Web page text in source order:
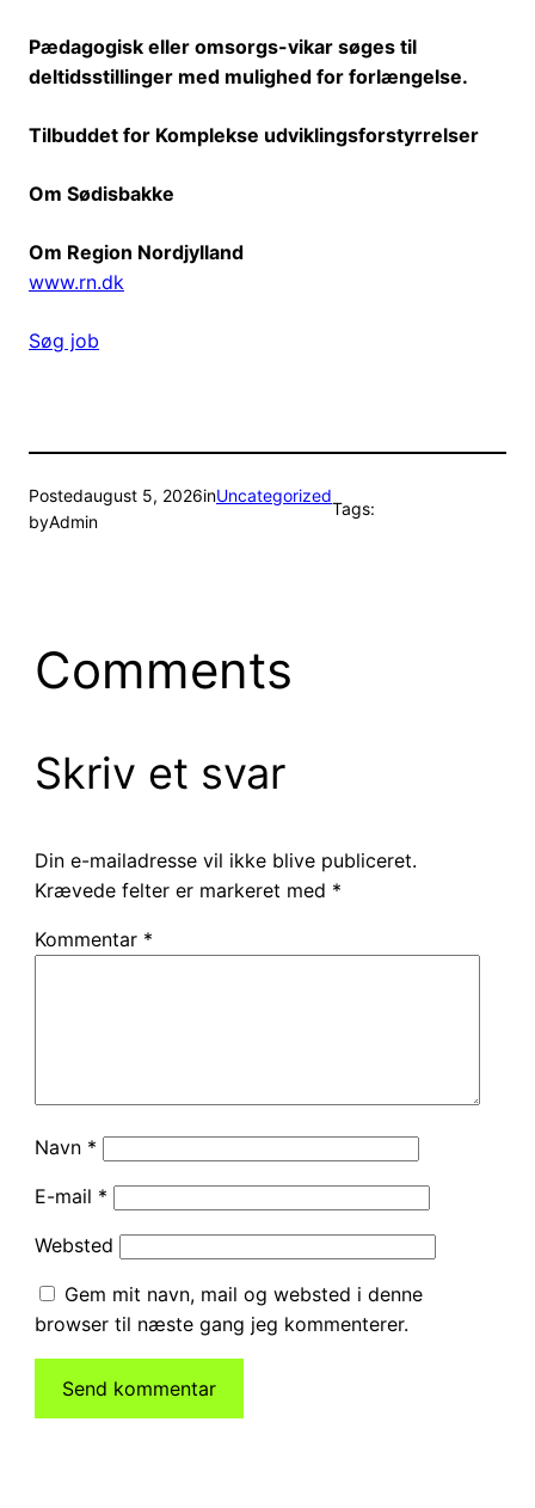
Pædagogisk eller omsorgs-vikar søges til
deltidsstillinger med mulighed for forlængelse.
Tilbuddet for Komplekse udviklingsforstyrrelser
Om Sødisbakke
Om Region Nordjylland
www.rn.dk
Søg job
Postedaugust 5, 2026inUncategorized
byAdmin
Tags:
Comments
Skriv et svar
Din e-mailadresse vil ikke blive publiceret.
Krævede felter er markeret med *
Kommentar *
Navn *
E-mail *
Websted
Gem mit navn, mail og websted i denne
browser til næste gang jeg kommenterer.